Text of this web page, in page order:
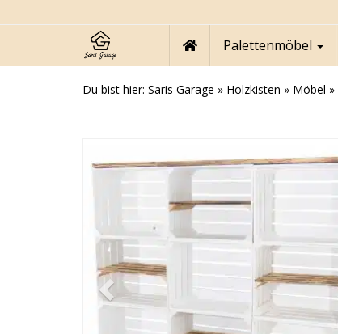
to
content
Palettenmöbel
Du bist hier: Saris Garage » Holzkisten » Möbel »